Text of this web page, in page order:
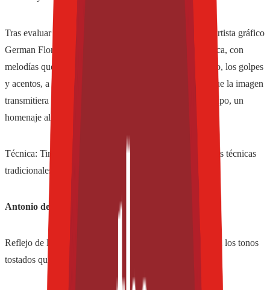
Tras evaluar y explorar diferentes vías de expresión, el artista gráfico
German Flores relacionó el sentido del oído con la música, con
melodías que transmitieran armonía, sugiriendo el sonido, los golpes
y acentos, a través de texturas. De esta manera, buscó que la imagen
transmitiera movimiento y vida, haciendo, al mismo tiempo, un
homenaje al jazz y a la música como lenguaje universal.
Técnica: Tinta sobre papel que reflejan su empatía con las técnicas
tradicionales.
Antonio de Jesús: El olfato.
Reflejo de la experiencia de oler la cebada y el cereal con los tonos
tostados que desprende una Negra Modelo.